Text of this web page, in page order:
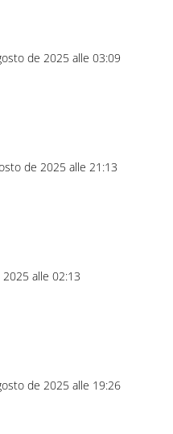
de 2025 alle 03:09
de 2025 alle 21:13
alle 02:13
de 2025 alle 19:26